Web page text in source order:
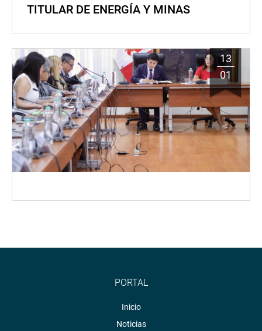
TITULAR DE ENERGÍA Y MINAS
13
01
PORTAL
Inicio
Noticias